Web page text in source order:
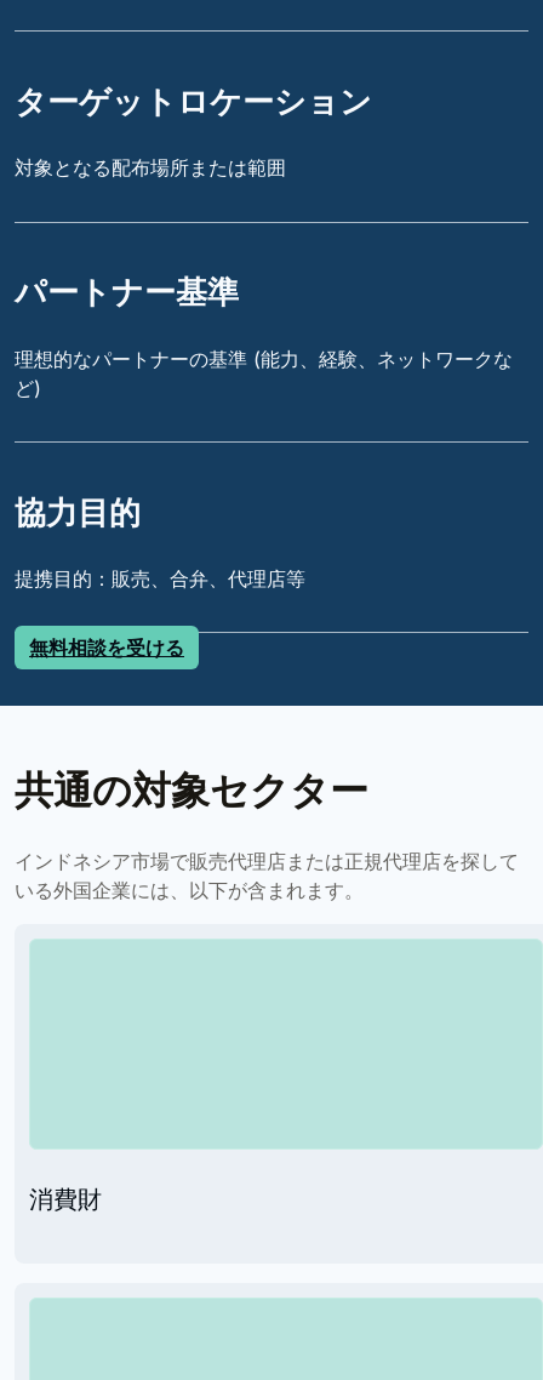
ターゲットロケーション
対象となる配布場所または範囲
パートナー基準
理想的なパートナーの基準 (能力、経験、ネットワークな
ど)
協力目的
提携目的：販売、合弁、代理店等
無料相談を受ける
共通の対象セクター
インドネシア市場で販売代理店または正規代理店を探して
いる外国企業には、以下が含まれます。
消費財